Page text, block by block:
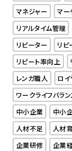
マネジャー
マー
リアルタイム管理
リピーター
リピ
リピート率向上
レンガ職人
ロイ
ワークライフバラン
中小企業
中小
人材不足
人材
企業研修
企業